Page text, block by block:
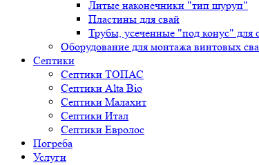
Литые наконечники "тип шуруп"
Пластины для свай
Трубы, усеченные "под конус" для
Оборудование для монтажа винтовых
Септики
Септики ТОПАС
Септики Alta Bio
Септики Малахит
Септики Итал
Септики Евролос
Погреба
Услуги